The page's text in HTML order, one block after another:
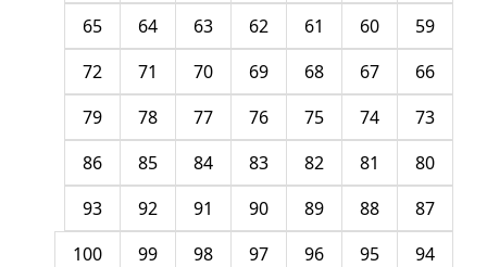
59
60
61
62
63
64
65
66
67
68
69
70
71
72
73
74
75
76
77
78
79
80
81
82
83
84
85
86
87
88
89
90
91
92
93
94
95
96
97
98
99
100